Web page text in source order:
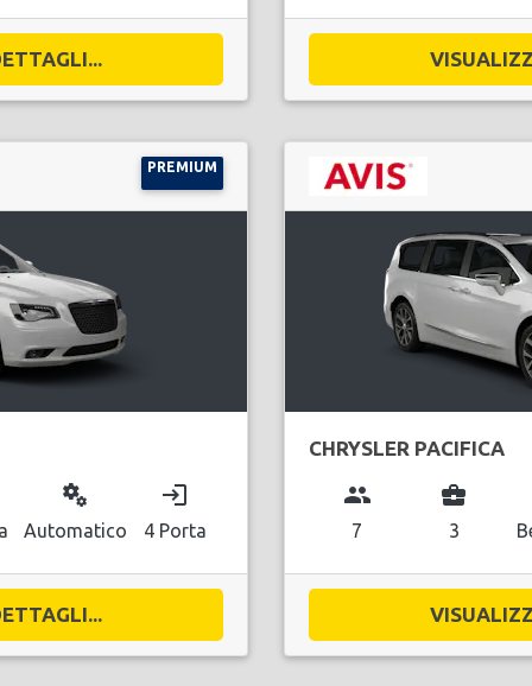
PREMIUM
miscellaneous_services
Automatico
login
4 Porta
CHRYSLER PACIFICA
group
7
business_center
3